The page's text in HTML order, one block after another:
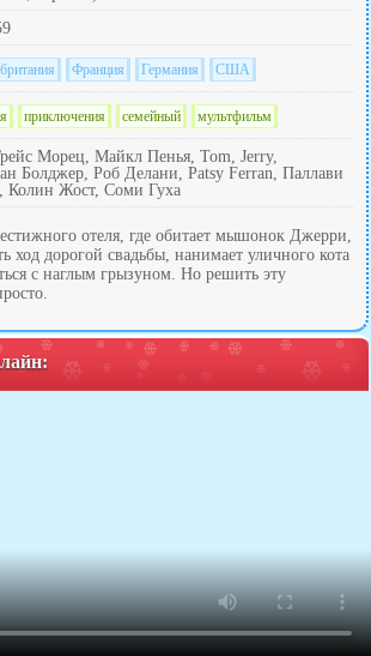
Франция Германия США
приключения семейный мультфильм
Морец, Майкл Пенья, Tom, Jerry,
Болджер, Роб Делани, Patsy Ferran, Паллави
Колин Жост, Соми Гуха
отеля, где обитает мышонок Джерри,
дорогой свадьбы, нанимает уличного кота
с наглым грызуном. Но решить эту